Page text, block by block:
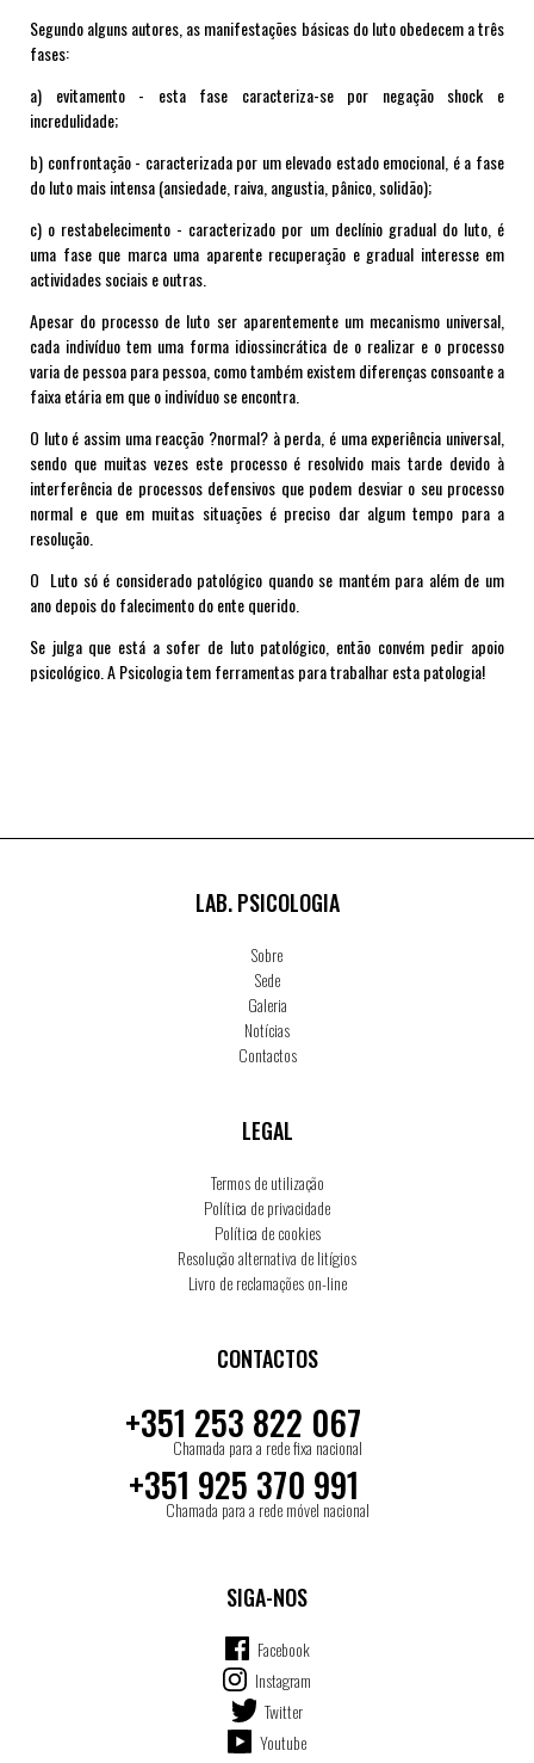
Segundo alguns autores, as manifestações básicas do luto obedecem a três
fases:
a) evitamento - esta fase caracteriza-se por negação shock e
incredulidade;
b) confrontação - caracterizada por um elevado estado emocional, é a fase
do luto mais intensa (ansiedade, raiva, angustia, pânico, solidão);
c) o restabelecimento - caracterizado por um declínio gradual do luto, é
uma fase que marca uma aparente recuperação e gradual interesse em
actividades sociais e outras.
Apesar do processo de luto ser aparentemente um mecanismo universal,
cada indivíduo tem uma forma idiossincrática de o realizar e o processo
varia de pessoa para pessoa, como também existem diferenças consoante a
faixa etária em que o indivíduo se encontra.
O luto é assim uma reacção ?normal? à perda, é uma experiência universal,
sendo que muitas vezes este processo é resolvido mais tarde devido à
interferência de processos defensivos que podem desviar o seu processo
normal e que em muitas situações é preciso dar algum tempo para a
resolução.
O Luto só é considerado patológico quando se mantém para além de um
ano depois do falecimento do ente querido.
Se julga que está a sofer de luto patológico, então convém pedir apoio
psicológico. A Psicologia tem ferramentas para trabalhar esta patologia!
LAB. PSICOLOGIA
Sobre
Sede
Galeria
Notícias
Contactos
LEGAL
Termos de utilização
Política de privacidade
Política de cookies
Resolução alternativa de litígios
Livro de reclamações on-line
CONTACTOS
+351 253 822 067
Chamada para a rede fixa nacional
+351 925 370 991
Chamada para a rede móvel nacional
SIGA-NOS
Facebook
Instagram
Twitter
Youtube